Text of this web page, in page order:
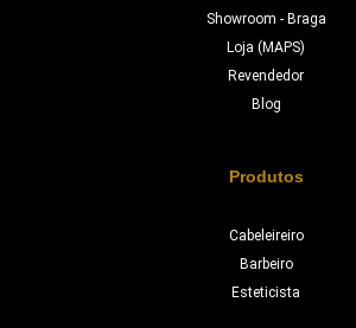
Showroom - Braga
Loja (MAPS)
Revendedor
Blog
Produtos
Cabeleireiro
Barbeiro
Esteticista